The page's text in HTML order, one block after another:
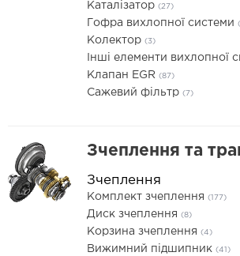
Каталізатор (27)
Гофра вихлопної системи
Колектор (3)
Інші елементи вихлопної
Клапан EGR (87)
Сажевий фільтр (7)
Зчеплення та
Зчеплення
Комплект зчеплення (177)
Диск зчеплення (8)
Корзина зчеплення (4)
Вижимний підшипник (41)